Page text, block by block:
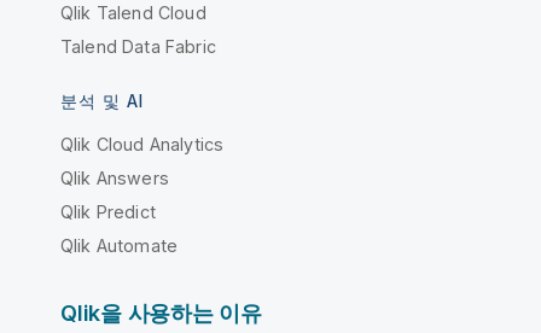
Qlik Talend Cloud
Talend Data Fabric
분석 및 AI
Qlik Cloud Analytics
Qlik Answers
Qlik Predict
Qlik Automate
Qlik을 사용하는 이유